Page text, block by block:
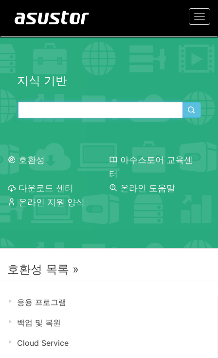
지식 기반
호환성
아수스토어 교육센
터
다운로드 센터
온라인 도움말
온라인 지원 양식
호환성 목록 »
응용 프로그램
백업 및 복원
Cloud Service